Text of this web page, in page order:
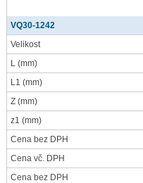
VQ30-1242
Velikost
L (mm)
L1 (mm)
Z (mm)
z1 (mm)
Cena bez DPH
Cena vč. DPH
Cena bez DPH